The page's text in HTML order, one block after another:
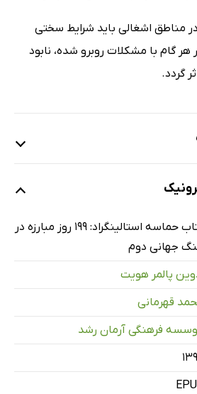
مناطق اشغالی باید شرایط سختی
گام با مشکلات روبرو شده، نابود
گردد.
تهاجم نخست روس‌ها
طراحی بزرگ هیتلر
جبهه
کتاب حماسه استالینگراد: 199 روز مبارزه در
جهانی دوم
پالمر هویت
قهرمانی
فرهنگی آرمان رشد